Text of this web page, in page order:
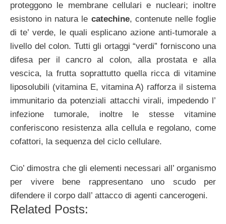
proteggono le membrane cellulari e nucleari; inoltre
esistono in natura le catechine, contenute nelle foglie
di te’ verde, le quali esplicano azione anti-tumorale a
livello del colon. Tutti gli ortaggi “verdi” forniscono una
difesa per il cancro al colon, alla prostata e alla
vescica, la frutta soprattutto quella ricca di vitamine
liposolubili (vitamina E, vitamina A) rafforza il sistema
immunitario da potenziali attacchi virali, impedendo l’
infezione tumorale, inoltre le stesse vitamine
conferiscono resistenza alla cellula e regolano, come
cofattori, la sequenza del ciclo cellulare.
Cio’ dimostra che gli elementi necessari all’ organismo
per vivere bene rappresentano uno scudo per
difendere il corpo dall’ attacco di agenti cancerogeni.
Related Posts: